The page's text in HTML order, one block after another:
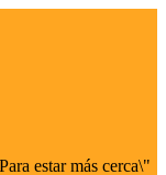
estar más cerca\"